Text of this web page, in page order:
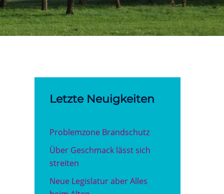
Letzte Neuigkeiten
Problemzone Brandschutz
Über Geschmack lässt sich
streiten
Neue Legislatur aber Alles